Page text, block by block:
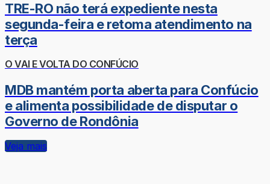
TRE-RO não terá expediente nesta
segunda-feira e retoma atendimento na
terça
O VAI E VOLTA DO CONFÚCIO
MDB mantém porta aberta para Confúcio
e alimenta possibilidade de disputar o
Governo de Rondônia
Veja mais